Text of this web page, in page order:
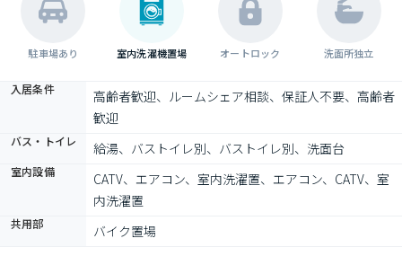
駐車場あり 室内洗濯機置場 オートロック 洗面所独立
入居条件
高齢者歓迎、ルームシェア相談、保証人不要、高齢者
歓迎
バス・トイレ 給湯、バストイレ別、バストイレ別、洗面台
室内設備
CATV、エアコン、室内洗濯置、エアコン、CATV、室
内洗濯置
共用部 バイク置場